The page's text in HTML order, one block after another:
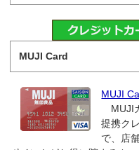
MUJI Card
MUJI
MUJI
提携ク
で、店